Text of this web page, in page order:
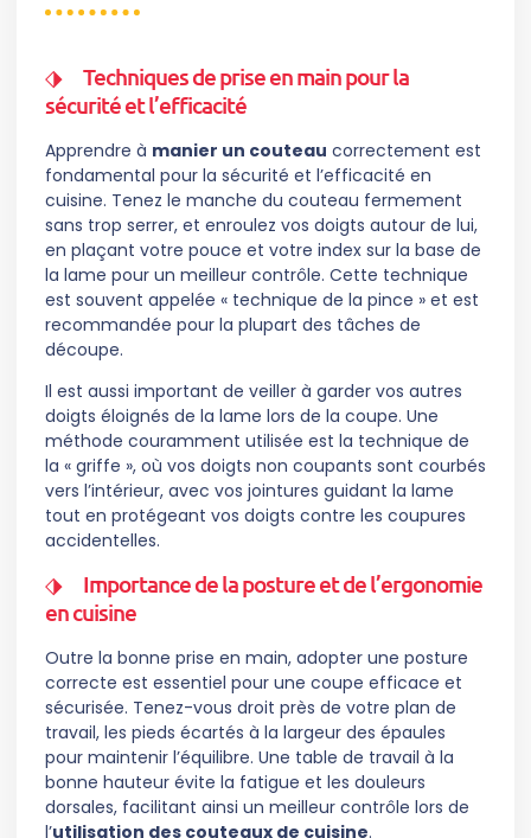
Techniques de prise en main pour la
sécurité et l’efficacité
Apprendre à manier un couteau correctement est
fondamental pour la sécurité et l’efficacité en
cuisine. Tenez le manche du couteau fermement
sans trop serrer, et enroulez vos doigts autour de lui,
en plaçant votre pouce et votre index sur la base de
la lame pour un meilleur contrôle. Cette technique
est souvent appelée « technique de la pince » et est
recommandée pour la plupart des tâches de
découpe.
Il est aussi important de veiller à garder vos autres
doigts éloignés de la lame lors de la coupe. Une
méthode couramment utilisée est la technique de
la « griffe », où vos doigts non coupants sont courbés
vers l’intérieur, avec vos jointures guidant la lame
tout en protégeant vos doigts contre les coupures
accidentelles.
Importance de la posture et de l’ergonomie
en cuisine
Outre la bonne prise en main, adopter une posture
correcte est essentiel pour une coupe efficace et
sécurisée. Tenez-vous droit près de votre plan de
travail, les pieds écartés à la largeur des épaules
pour maintenir l’équilibre. Une table de travail à la
bonne hauteur évite la fatigue et les douleurs
dorsales, facilitant ainsi un meilleur contrôle lors de
l’utilisation des couteaux de cuisine.